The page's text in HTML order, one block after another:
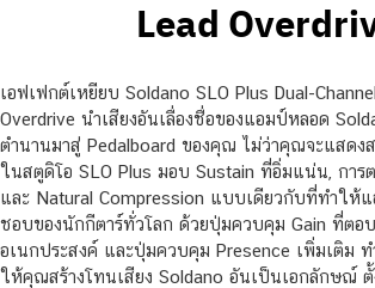
Lead
เอฟเฟกต์เหยียบ Soldano SLO Plus Dual-
Overdrive นำเสียงอันเลื่องชื่อของแอมป์หลอด
ตำนานมาสู่ Pedalboard ของคุณ ไม่ว่าคุณจะแสดง
ในสตูดิโอ SLO Plus มอบ Sustain ที่อิ่มแน่น, การ
และ Natural Compression แบบเดียวกับที่ทำให้
ชอบของนักกีตาร์ทั่วโลก ด้วยปุ่มควบคุม Gain ที่ตอ
อเนกประสงค์ และปุ่มควบคุม Presence เพิ่มเติม
ให้คุณสร้างโทนเสียง Soldano อันเป็นเอกลักษณ์